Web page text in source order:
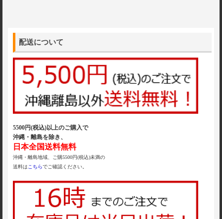
配送について
5500円(税込)以上のご購入で
沖縄・離島を除き、
日本全国送料無料
沖縄・離島地域、ご購5500円(税込)未満の
送料は こちらでご確認ください。